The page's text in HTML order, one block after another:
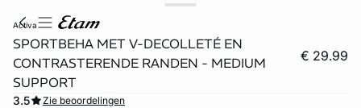
activa
SPORTBEHA MET V-DECOLLETÉ EN
CONTRASTERENDE RANDEN - MEDIUM
SUPPORT
€ 29.99
3.5 Zie beoordelingen